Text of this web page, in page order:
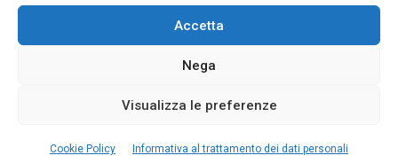
Accetta
Nega
Visualizza le preferenze
Cookie Policy Informativa al trattamento dei dati personali
Copyright Blumatica
MENU